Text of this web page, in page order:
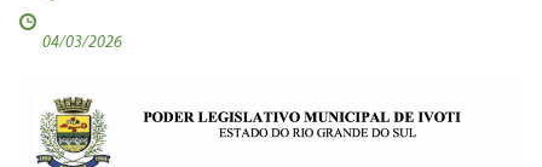
04/03/2026